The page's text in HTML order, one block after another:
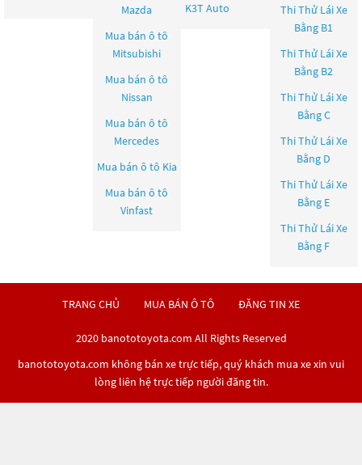
Mazda
Mua bán ô tô
Mitsubishi
Mua bán ô tô
Nissan
Mua bán ô tô
Mercedes
Mua bán ô tô Kia
Mua bán ô tô
Vinfast
K3T Auto
Thi Thử Lái Xe
Bằng B1
Thi Thử Lái Xe
Bằng B2
Thi Thử Lái Xe
Bằng C
Thi Thử Lái Xe
Bằng D
Thi Thử Lái Xe
Bằng E
Thi Thử Lái Xe
Bằng F
TRANG CHỦ MUA BÁN Ô TÔ ĐĂNG TIN XE
2020 banototoyota.com All Rights Reserved
banototoyota.com không bán xe trực tiếp, quý khách mua xe xin vui
lòng liên hệ trực tiếp người đăng tin.